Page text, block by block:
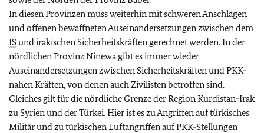
In diesen Provinzen muss weiterhin mit schweren Anschlägen
und offenen bewaffneten Auseinandersetzungen zwischen dem
ISund irakischen Sicherheitskräften gerechnet werden. In der
nördlichen Provinz Ninewa gibt es immer wieder
Auseinandersetzungen zwischen Sicherheitskräften und PKK-
nahen Kräften, von denen auch Zivilisten betroffen sind.
Gleiches gilt für die nördliche Grenze der Region Kurdistan-Irak
zu Syrien und der Türkei. Hier ist es zu Angriffen auf türkisches
Militär und zu türkischen Luftangriffen auf PKK-Stellungen